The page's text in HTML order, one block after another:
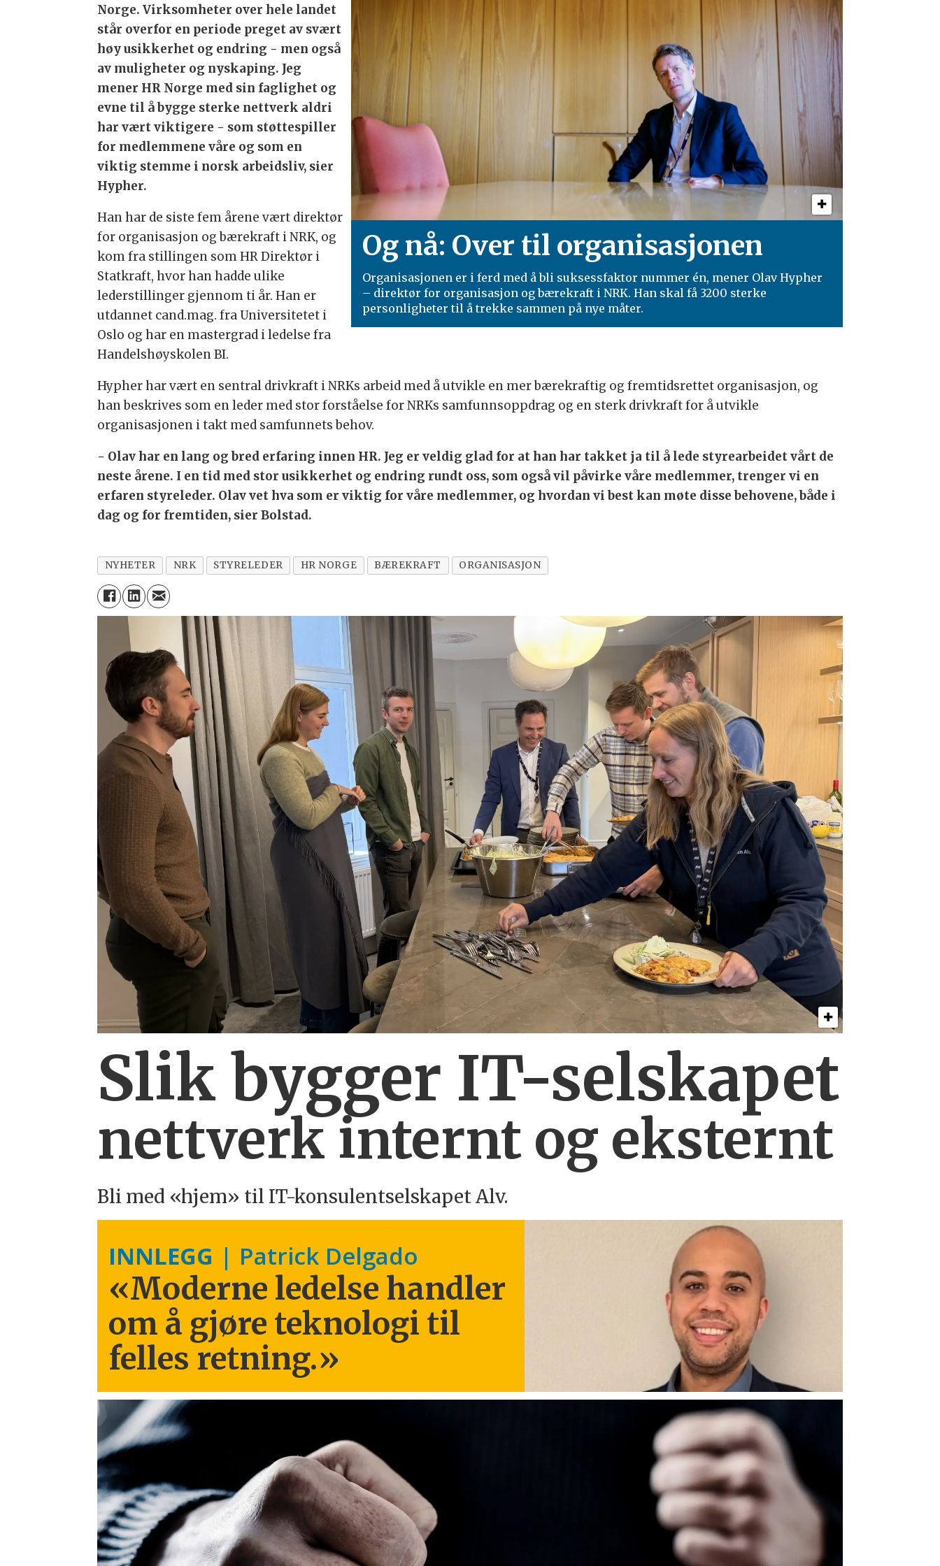
Og nå: Over til organisasjonen
Organisasjonen er i ferd med å bli suksessfaktor nummer én, mener Olav Hypher
– direktør for organisasjon og bærekraft i NRK. Han skal få 3200 sterke
personligheter til å trekke sammen på nye måter.
Norge. Virksomheter over hele landet
står overfor en periode preget av svært
høy usikkerhet og endring - men også
av muligheter og nyskaping. Jeg
mener HR Norge med sin faglighet og
evne til å bygge sterke nettverk aldri
har vært viktigere - som støttespiller
for medlemmene våre og som en
viktig stemme i norsk arbeidsliv, sier
Hypher.
Han har de siste fem årene vært direktør
for organisasjon og bærekraft i NRK, og
kom fra stillingen som HR Direktør i
Statkraft, hvor han hadde ulike
lederstillinger gjennom ti år. Han er
utdannet cand.mag. fra Universitetet i
Oslo og har en mastergrad i ledelse fra
Handelshøyskolen BI.
Hypher har vært en sentral drivkraft i NRKs arbeid med å utvikle en mer bærekraftig og fremtidsrettet organisasjon, og
han beskrives som en leder med stor forståelse for NRKs samfunnsoppdrag og en sterk drivkraft for å utvikle
organisasjonen i takt med samfunnets behov.
- Olav har en lang og bred erfaring innen HR. Jeg er veldig glad for at han har takket ja til å lede styrearbeidet vårt de
neste årene. I en tid med stor usikkerhet og endring rundt oss, som også vil påvirke våre medlemmer, trenger vi en
erfaren styreleder. Olav vet hva som er viktig for våre medlemmer, og hvordan vi best kan møte disse behovene, både i
dag og for fremtiden, sier Bolstad.
NYHETER NRK STYRELEDER HR NORGE BÆREKRAFT ORGANISASJON
Slik bygger IT-selskapet
nettverk internt og eksternt
Bli med «hjem» til IT-konsulentselskapet Alv.
INNLEGG | Patrick Delgado
«Moderne ledelse handler
om å gjøre teknologi til
felles retning.»